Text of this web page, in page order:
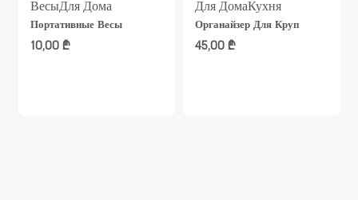
ВесыДля Дома
Портативные Весы
10,00 ₾
Для ДомаКухня
Органайзер Для Круп
45,00₾